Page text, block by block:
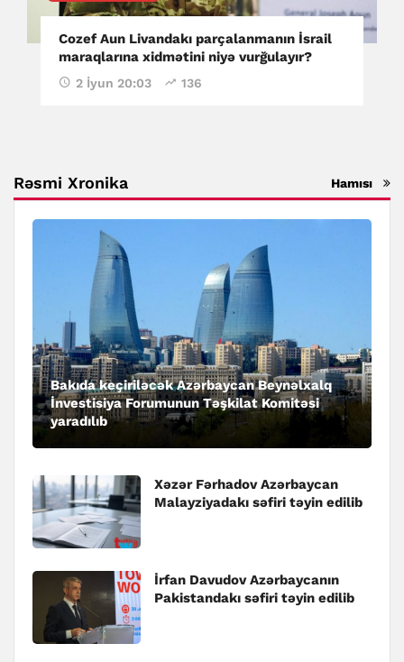
Cozef Aun Livandakı parçalanmanın İsrail
maraqlarına xidmətini niyə vurğulayır?
2 İyun 20:03 136
Rəsmi Xronika Hamısı
Bakıda keçiriləcək Azərbaycan Beynəlxalq
İnvestisiya Forumunun Təşkilat Komitəsi
yaradılıb
Xəzər Fərhadov Azərbaycan
Malayziyadakı səfiri təyin edilib
İrfan Davudov Azərbaycanın
Pakistandakı səfiri təyin edilib